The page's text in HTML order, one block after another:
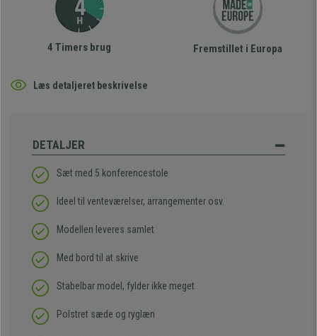
4 Timers brug Fremstillet i Europa
Læs detaljeret beskrivelse
DETALJER
Sæt med 5 konferencestole
Ideel til venteværelser, arrangementer osv.
Modellen leveres samlet
Med bord til at skrive
Stabelbar model, fylder ikke meget
Polstret sæde og ryglæn